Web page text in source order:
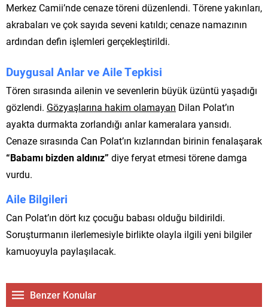
Merkez Camii’nde cenaze töreni düzenlendi. Törene yakınları,
akrabaları ve çok sayıda seveni katıldı; cenaze namazının
ardından defin işlemleri gerçekleştirildi.
Duygusal Anlar ve Aile Tepkisi
Tören sırasında ailenin ve sevenlerin büyük üzüntü yaşadığı
gözlendi. Gözyaşlarına hakim olamayan Dilan Polat’ın
ayakta durmakta zorlandığı anlar kameralara yansıdı.
Cenaze sırasında Can Polat’ın kızlarından birinin fenalaşarak
“Babamı bizden aldınız” diye feryat etmesi törene damga
vurdu.
Aile Bilgileri
Can Polat’ın dört kız çocuğu babası olduğu bildirildi.
Soruşturmanın ilerlemesiyle birlikte olayla ilgili yeni bilgiler
kamuoyuyla paylaşılacak.
Benzer Konular